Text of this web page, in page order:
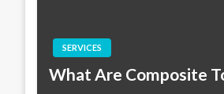
SERVICES
What Are Composite